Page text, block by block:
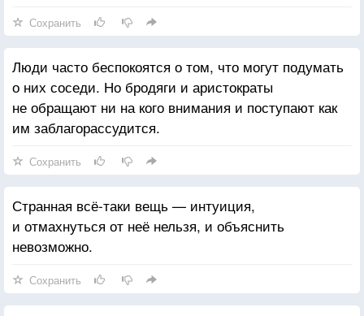
Сохранить
Люди часто беспокоятся о том, что могут подумать
о них соседи. Но бродяги и аристократы
не обращают ни на кого внимания и поступают как
им заблагорассудится.
Сохранить
Странная всё-таки вещь — интуиция,
и отмахнуться от неё нельзя, и объяснить
невозможно.
Сохранить